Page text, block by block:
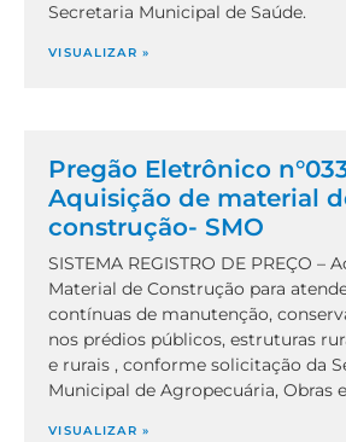
Secretaria Municipal de Saúde.
VISUALIZAR »
Pregão Eletrônico
Aquisição de material
construção- SMO
SISTEMA REGISTRO DE PREÇO –
Material de Construção para
contínuas de manutenção,
nos prédios públicos, estruturas
e rurais , conforme solicitação da
Municipal de Agropecuária, Obras
VISUALIZAR »